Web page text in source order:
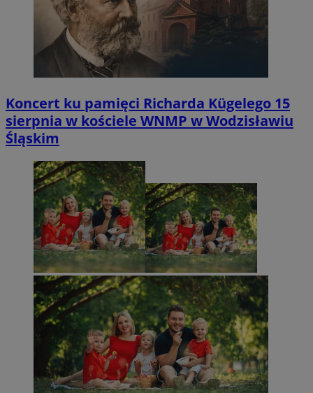
Koncert ku pamięci Richarda Kügelego 15
sierpnia w kościele WNMP w Wodzisławiu
Śląskim